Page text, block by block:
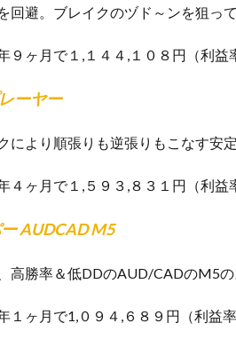
回避。ブレイクのヅド～ンを狙って
９ヶ月で１,１４４,１０８円（利益
ーヤー
により順張りも逆張りもこなす安
４ヶ月で１,５９３,８３１円（利益
AUDCAD M5
高勝率＆低DDのAUD/CADのM5
１ヶ月で1,０９４,６８９円（利益